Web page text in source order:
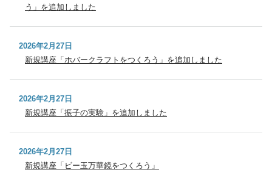
う」を追加しました
2026年2月27日
新規講座「ホバークラフトをつくろう」を追加しました
2026年2月27日
新規講座「振子の実験」を追加しました
2026年2月27日
新規講座「ビー玉万華鏡をつくろう」